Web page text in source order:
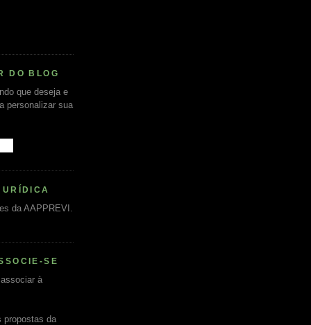
DO BLOG
que deseja e
personalizar sua
da AAPPREVI.
SE
à
propostas da